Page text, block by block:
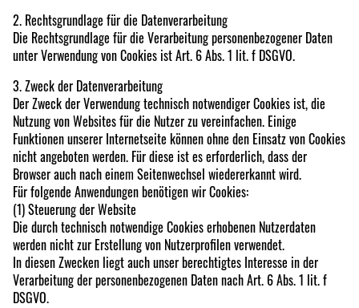
2. Rechtsgrundlage für die Datenverarbeitung
Die Rechtsgrundlage für die Verarbeitung personenbezogener Daten
unter Verwendung von Cookies ist Art. 6 Abs. 1 lit. f DSGVO.
3. Zweck der Datenverarbeitung
Der Zweck der Verwendung technisch notwendiger Cookies ist, die
Nutzung von Websites für die Nutzer zu vereinfachen. Einige
Funktionen unserer Internetseite können ohne den Einsatz von Cookies
nicht angeboten werden. Für diese ist es erforderlich, dass der
Browser auch nach einem Seitenwechsel wiedererkannt wird.
Für folgende Anwendungen benötigen wir Cookies:
(1) Steuerung der Website
Die durch technisch notwendige Cookies erhobenen Nutzerdaten
werden nicht zur Erstellung von Nutzerprofilen verwendet.
In diesen Zwecken liegt auch unser berechtigtes Interesse in der
Verarbeitung der personenbezogenen Daten nach Art. 6 Abs. 1 lit. f
DSGVO.